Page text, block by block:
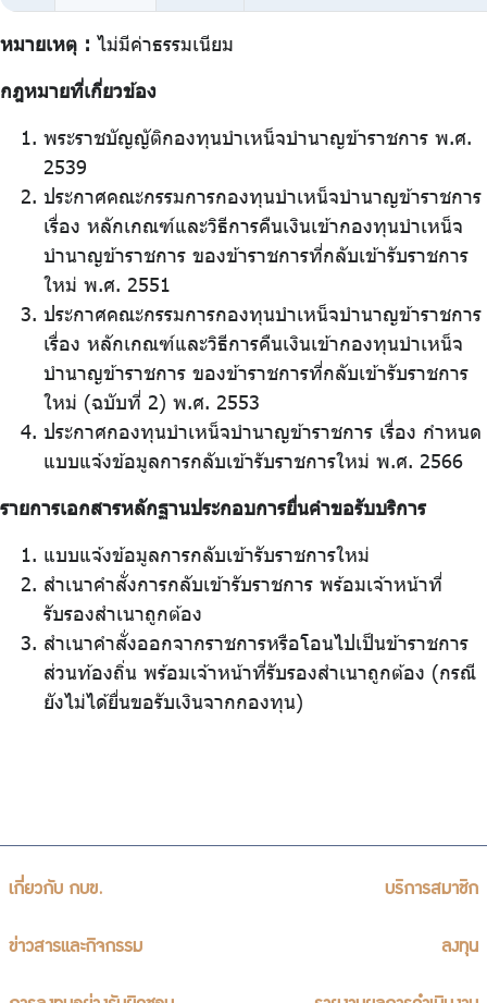
หมายเหตุ : ไม่มีค่าธรรมเนียม
กฎหมายที่เกี่ยวข้อง
พระราชบัญญัติกองทุนบำเหน็จบำนาญข้าราชการ พ.ศ.
2539
ประกาศคณะกรรมการกองทุนบำเหน็จบำนาญข้าราชการ
เรื่อง หลักเกณฑ์และวิธีการคืนเงินเข้ากองทุนบำเหน็จ
บำนาญข้าราชการ ของข้าราชการที่กลับเข้ารับราชการ
ใหม่ พ.ศ. 2551
ประกาศคณะกรรมการกองทุนบำเหน็จบำนาญข้าราชการ
เรื่อง หลักเกณฑ์และวิธีการคืนเงินเข้ากองทุนบำเหน็จ
บำนาญข้าราชการ ของข้าราชการที่กลับเข้ารับราชการ
ใหม่ (ฉบับที่ 2) พ.ศ. 2553
ประกาศกองทุนบำเหน็จบำนาญข้าราชการ เรื่อง กำหนด
แบบแจ้งข้อมูลการกลับเข้ารับราชการใหม่ พ.ศ. 2566
รายการเอกสารหลักฐานประกอบการยื่นคำขอรับบริการ
แบบแจ้งข้อมูลการกลับเข้ารับราชการใหม่
สำเนาคำสั่งการกลับเข้ารับราชการ พร้อมเจ้าหน้าที่
รับรองสำเนาถูกต้อง
สำเนาคำสั่งออกจากราชการหรือโอนไปเป็นข้าราชการ
ส่วนท้องถิ่น พร้อมเจ้าหน้าที่รับรองสำเนาถูกต้อง (กรณี
ยังไม่ได้ยื่นขอรับเงินจากกองทุน)
เกี่ยวกับ กบข. บริการสมาชิก
ข่าวสารและกิจกรรม ลงทุน